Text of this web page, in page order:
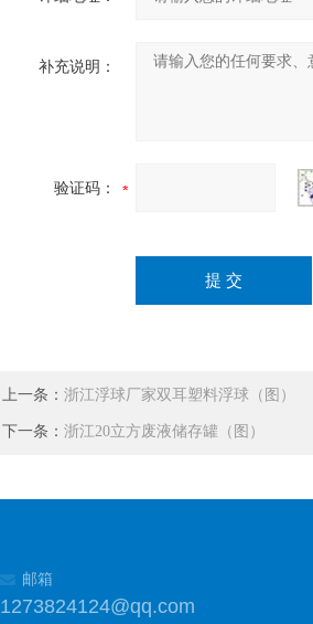
补充说明：
验证码：
上一条： 浙江浮球厂家双耳塑料浮球（图）
下一条： 浙江20立方废液储存罐（图）
邮箱
1273824124@qq.com